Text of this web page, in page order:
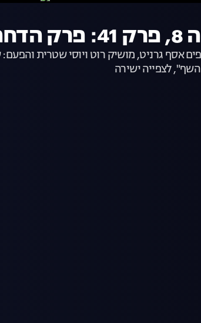
אסף גרניט, מושיק רוט ויוסי שטרית
לצפייה ישירה